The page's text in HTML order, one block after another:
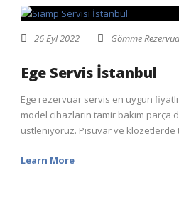
26 Eyl 2022 Gömme
Ege Servis İstanbul
Ege rezervuar servis en uygun
model cihazların tamir bakım parça
üstleniyoruz. Pisuvar ve klozetlerde
Learn More